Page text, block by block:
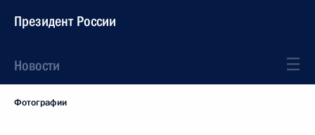
Президент России
Новости
Фотографии